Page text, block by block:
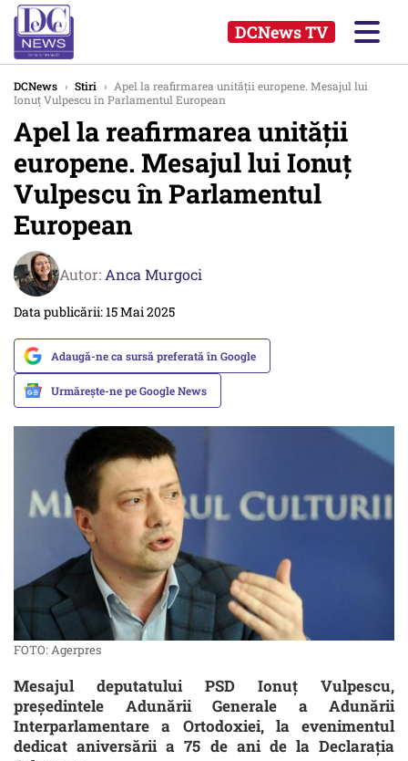
DCNews TV
DCNews › Stiri › Apel la reafirmarea unității europene. Mesajul lui
Ionuț Vulpescu în Parlamentul European
Apel la reafirmarea unității
europene. Mesajul lui Ionuț
Vulpescu în Parlamentul
European
Autor: Anca Murgoci
Data publicării: 15 Mai 2025
Adaugă-ne ca sursă preferată în Google
Urmărește-ne pe Google News
FOTO: Agerpres
Mesajul deputatului PSD Ionuț Vulpescu,
președintele Adunării Generale a Adunării
Interparlamentare a Ortodoxiei, la evenimentul
dedicat aniversării a 75 de ani de la Declarația